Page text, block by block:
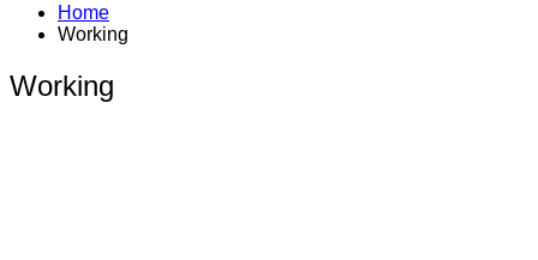
Home
Working
Working